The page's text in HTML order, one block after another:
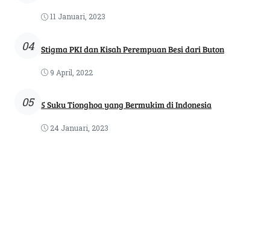
11 Januari, 2023
04 Stigma PKI dan Kisah Perempuan Besi dari Buton
9 April, 2022
05 5 Suku Tionghoa yang Bermukim di Indonesia
24 Januari, 2023